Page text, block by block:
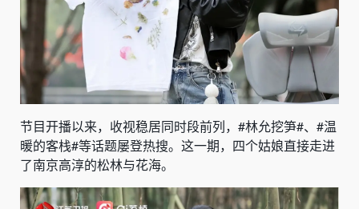
节目开播以来，收视稳居同时段前列，#林允挖笋#、#温
暖的客栈#等话题屡登热搜。这一期，四个姑娘直接走进
了南京高淳的松林与花海。